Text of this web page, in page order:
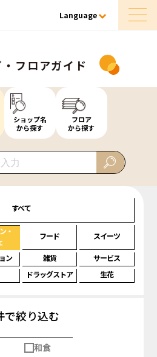
Language
フロアガイド
ショップ名
から探す
フロア
から探す
すべて
・
フード スイーツ
ン 雑貨
サービス
ドラッグストア 生花
で絞り込む
和食